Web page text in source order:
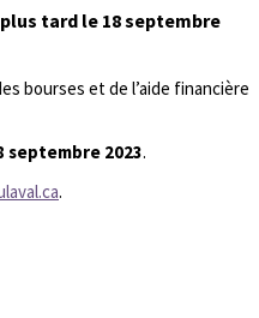
tard le 18 septembre
bourses et de l’aide financière
septembre 2023.
.